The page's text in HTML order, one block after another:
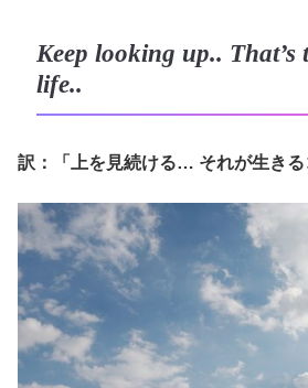
Keep looking up.. That’s
life..
訳：「上を見続ける… それが生きる